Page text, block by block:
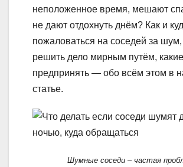
неположенное время, мешают
не дают отдохнуть днём? Как и
пожаловаться на соседей за
решить дело мирным путём,
предпринять — обо всём этом в
статье.
Шумные соседи – частая